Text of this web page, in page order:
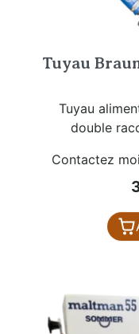
Tuyau
Tuyau
double
Contactez